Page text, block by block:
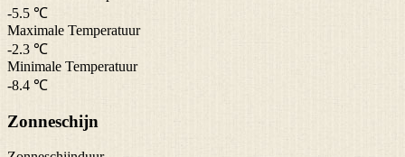
-5.5 ℃
Maximale Temperatuur
-2.3 ℃
Minimale Temperatuur
-8.4 ℃
Zonneschijn